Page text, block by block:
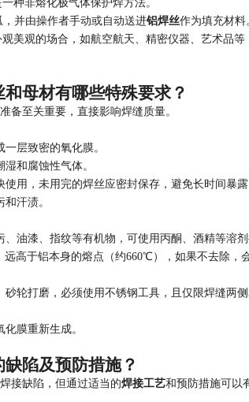
种非熔化极气体保护焊方法。
并由操作者手动或自动送进铝焊丝作为填充材料
美观的场合，如航空航天、精密仪器、艺术品等
母材有哪些特殊要求？
备至关重要，直接影响焊缝质量。
层致密的氧化膜。
和腐蚀性气体。
用，未用完的焊丝应密封保存，避免长时间暴露
汗渍。
油漆、指纹等有机物，可使用丙酮、酒精等溶剂
远高于铝本身的熔点（约660℃），如果不去除，
砂轮打磨，必须使用不锈钢工具，且仅限焊缝两侧
膜重新生成。
陷及预防措施？
接缺陷，但通过适当的焊接工艺和预防措施可以